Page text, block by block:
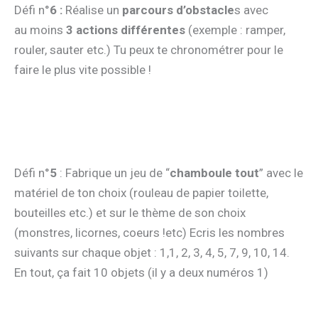
Défi n°6 : Réalise un parcours d’obstacles avec
au moins 3 actions différentes (exemple : ramper,
rouler, sauter etc.) Tu peux te chronométrer pour le
faire le plus vite possible !
Défi n°5 : Fabrique un jeu de “chamboule tout” avec le
matériel de ton choix (rouleau de papier toilette,
bouteilles etc.) et sur le thème de son choix
(monstres, licornes, coeurs !etc) Ecris les nombres
suivants sur chaque objet : 1,1, 2, 3, 4, 5, 7, 9, 10, 14.
En tout, ça fait 10 objets (il y a deux numéros 1)